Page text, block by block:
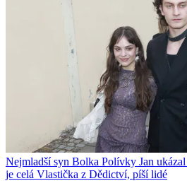
Nejmladší syn Bolka Polívky Jan
je celá Vlastička z Dědictví, píší lidé